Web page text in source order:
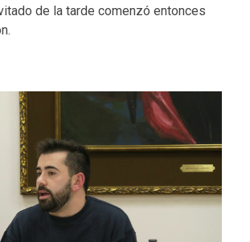
de la tarde comenzó entonces